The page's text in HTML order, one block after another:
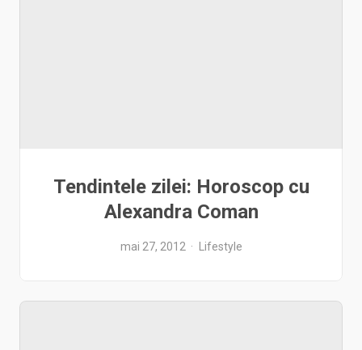
Tendintele zilei: Horoscop cu
Alexandra Coman
mai 27, 2012 Lifestyle